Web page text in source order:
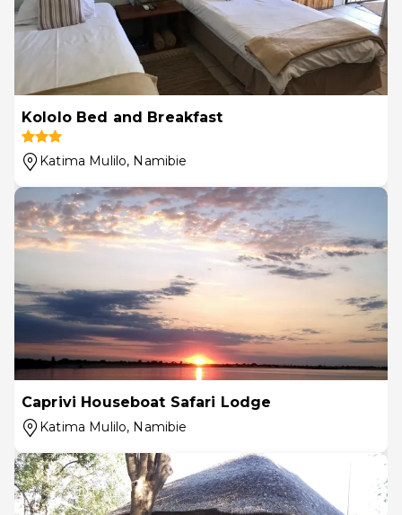
Kololo Bed and Breakfast
Katima Mulilo, Namibie
Caprivi Houseboat Safari Lodge
Katima Mulilo, Namibie